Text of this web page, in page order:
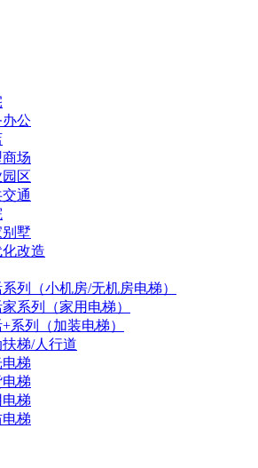
公
场
区
通
墅
改造
列（小机房/无机房电梯）
系列（家用电梯）
系列（加装电梯）
扶梯/人行道
梯
梯
电梯
梯